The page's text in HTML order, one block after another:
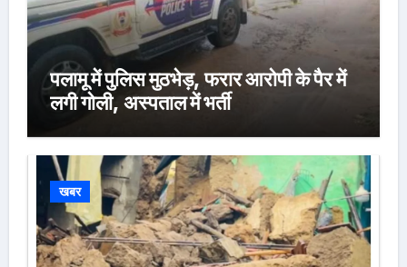
पलामू में पुलिस मुठभेड़, फरार आरोपी के पैर में
लगी गोली, अस्पताल में भर्ती
खबर